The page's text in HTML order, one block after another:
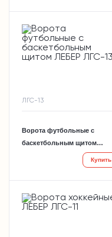
ЛГС-13
Ворота футбольные с
баскетбольным щитом
Купить